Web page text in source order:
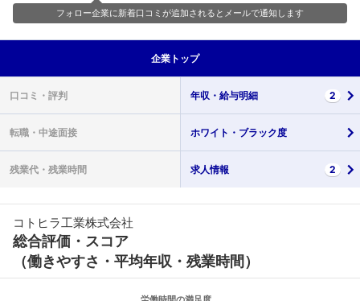
フォロー企業に新着口コミが追加されるとメールで通知します
企業 トップ
口コミ・ 評判 年収・ 給与明細 2
転職・ 中途面接 ホワイト・ ブラック度
残業代・ 残業時間 求人情報 2
コトヒラ工業株式会社
総合評価・スコア
（働きやすさ・平均年収・残業時間）